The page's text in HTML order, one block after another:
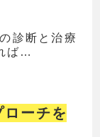
診断と治療
ば…
ーチを